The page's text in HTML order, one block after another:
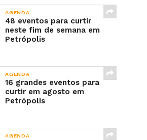
AGENDA
48 eventos para curtir
neste fim de semana em
Petrópolis
AGENDA
16 grandes eventos para
curtir em agosto em
Petrópolis
AGENDA